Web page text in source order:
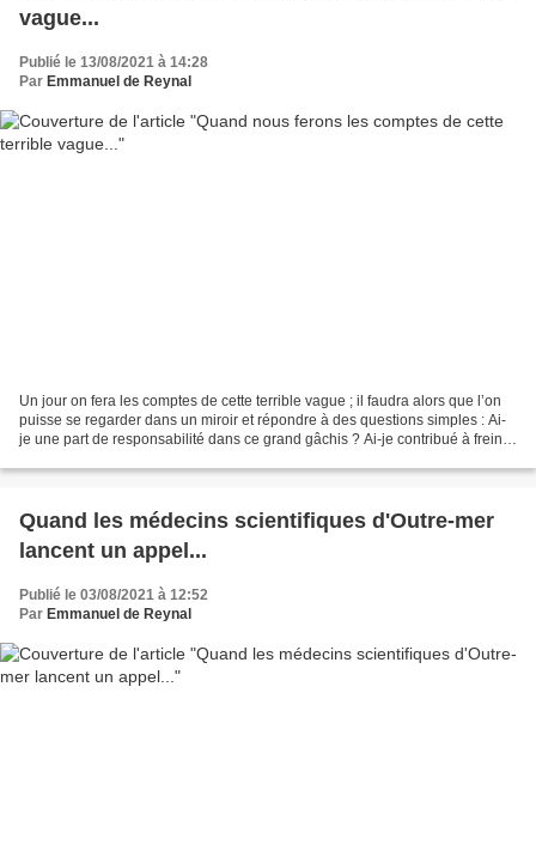
vague...
Publié le 13/08/2021 à 14:28
Par Emmanuel de Reynal
Un jour on fera les comptes de cette terrible vague ; il faudra alors que l’on
puisse se regarder dans un miroir et répondre à des questions simples : Ai-
je une part de responsabilité dans ce grand gâchis ? Ai-je contribué à freiner
Quand les médecins scientifiques d'Outre-mer
lancent un appel...
Publié le 03/08/2021 à 12:52
Par Emmanuel de Reynal